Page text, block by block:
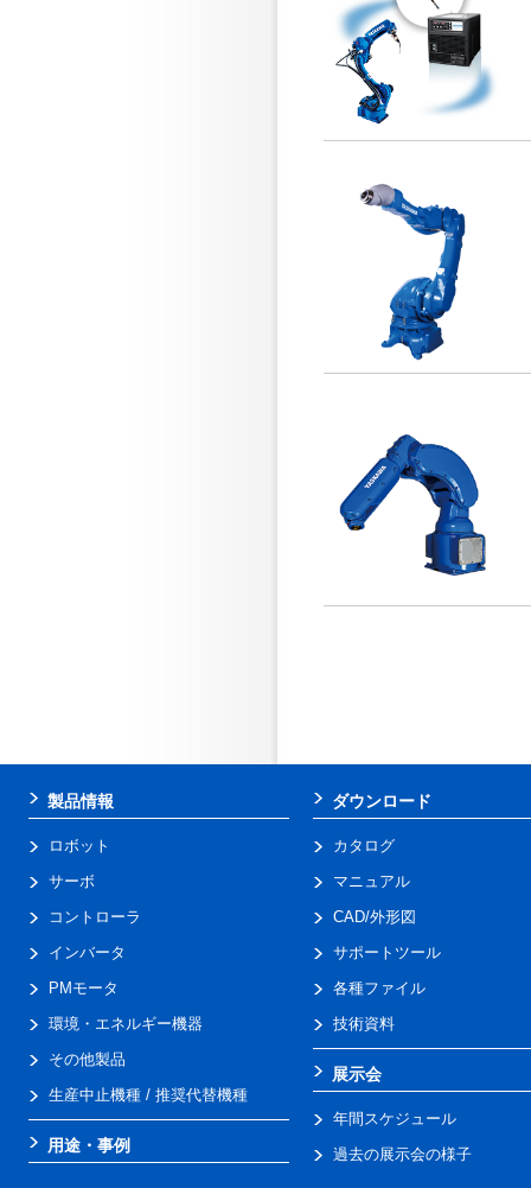
製品情報
ロボット
サーボ
コントローラ
インバータ
PMモータ
環境・エネルギー機器
その他製品
生産中止機種 / 推奨代替機種
用途・事例
ダウンロード
カタログ
マニュアル
CAD/外形図
サポートツール
各種ファイル
技術資料
展示会
年間スケジュール
過去の展示会の様子